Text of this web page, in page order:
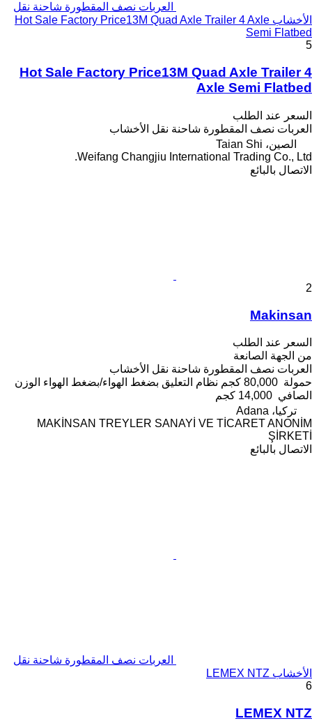
العربات نصف المقطورة شاحنة نقل
الأخشاب Hot Sale Factory Price13M Quad Axle Trailer 4 Axle
Semi Flatbed
5
Hot Sale Factory Price13M Quad Axle Trailer 4
Axle Semi Flatbed
السعر عند الطلب
العربات نصف المقطورة شاحنة نقل الأخشاب
الصين، Taian Shi
Weifang Changjiu International Trading Co., Ltd.
الاتصال بالبائع
2
Makinsan
السعر عند الطلب
من الجهة الصانعة
العربات نصف المقطورة شاحنة نقل الأخشاب
حمولة 80,000 كجم نظام التعليق بضغط الهواء/بضغط الهواء الوزن
الصافي 14,000 كجم
تركيا، Adana
MAKİNSAN TREYLER SANAYİ VE TİCARET ANONİM
ŞİRKETİ
الاتصال بالبائع
العربات نصف المقطورة شاحنة نقل
الأخشاب LEMEX NTZ
6
LEMEX NTZ